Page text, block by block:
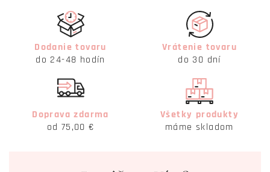
Dodanie tovaru
do 24-48 hodín
Vrátenie tovaru
do 30 dní
Doprava zdarma
od 75,00 €
Všetky produkty
máme skladom